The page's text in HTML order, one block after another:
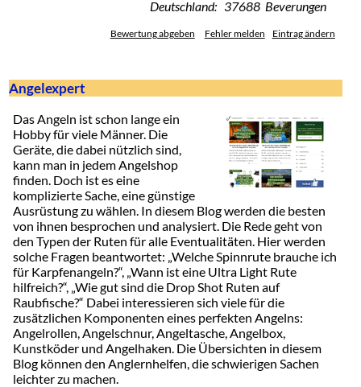
Deutschland: 37688 Beverungen
Bewertung abgeben Fehler melden Eintrag ändern
Angelexpert
Das Angeln ist schon lange ein
Hobby für viele Männer. Die
Geräte, die dabei nützlich sind,
kann man in jedem Angelshop
finden. Doch ist es eine
komplizierte Sache, eine günstige
Ausrüstung zu wählen. In diesem Blog werden die besten
von ihnen besprochen und analysiert. Die Rede geht von
den Typen der Ruten für alle Eventualitäten. Hier werden
solche Fragen beantwortet: „Welche Spinnrute brauche ich
für Karpfenangeln?“, „Wann ist eine Ultra Light Rute
hilfreich?“, „Wie gut sind die Drop Shot Ruten auf
Raubfische?“ Dabei interessieren sich viele für die
zusätzlichen Komponenten eines perfekten Angelns:
Angelrollen, Angelschnur, Angeltasche, Angelbox,
Kunstköder und Angelhaken. Die Übersichten in diesem
Blog können den Anglernhelfen, die schwierigen Sachen
leichter zu machen.